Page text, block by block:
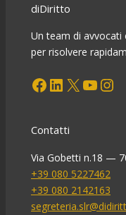
diDiritto
Un team di avvocati
per risolvere
Facebook LinkedIn X YouTube Instagram
Contatti
Via Gobetti n.18 —
+39 080 5227462
+39 080 2142163